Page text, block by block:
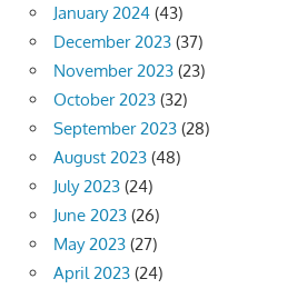
January 2024 (43)
December 2023 (37)
November 2023 (23)
October 2023 (32)
September 2023 (28)
August 2023 (48)
July 2023 (24)
June 2023 (26)
May 2023 (27)
April 2023 (24)